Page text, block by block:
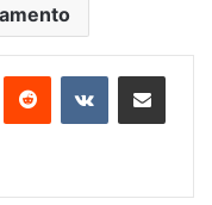
Reddit VK Compartilhar via e-mail